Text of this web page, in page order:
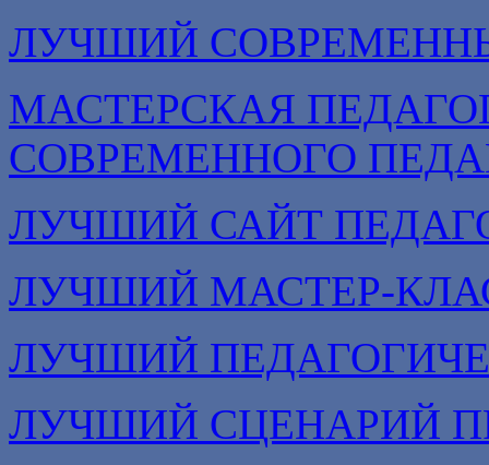
ЛУЧШИЙ
МАСТЕРСКАЯ
СОВРЕМЕННОГО
ЛУЧШИЙ САЙТ
ЛУЧШИЙ МАСТЕР-
ЛУЧШИЙ
ЛУЧШИЙ СЦЕНАРИЙ